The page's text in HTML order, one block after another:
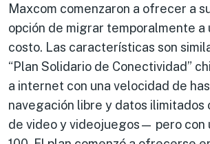
Maxcom comenzaron a ofrecer a
opción de migrar temporalmente a
costo. Las características son
“Plan Solidario de Conectividad”
a internet con una velocidad de
navegación libre y datos ilimitados
de video y videojuegos— pero con